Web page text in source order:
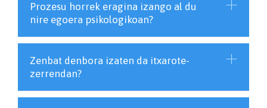
Prozesu horrek eragina izango al du
nire egoera psikologikoan?
Zenbat denbora izaten da itxarote-
zerrendan?